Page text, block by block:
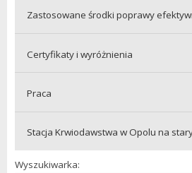
Zastosowane środki poprawy
Certyfikaty i wyróżnienia
Praca
Stacja Krwiodawstwa w Opolu na
Wyszukiwarka: